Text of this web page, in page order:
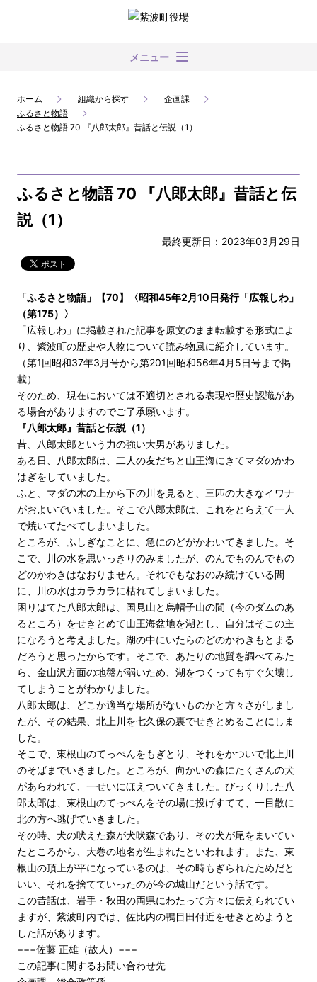
メニュー
ホーム 組織から探す
企画課
ふるさと物語
ふるさと物語 70 『八郎太郎』昔話と伝説（1）
ふるさと物語 70 『八郎太郎』昔話と伝
説（1）
最終更新日：2023年03月29日
「ふるさと物語」【70】〈昭和45年2月10日発行「広報しわ」
（第175）〉
「広報しわ」に掲載された記事を原文のまま転載する形式によ
り、紫波町の歴史や人物について読み物風に紹介しています。
（第1回昭和37年3月号から第201回昭和56年4月5日号まで掲
載）
そのため、現在においては不適切とされる表現や歴史認識があ
る場合がありますのでご了承願います。
『八郎太郎』昔話と伝説（1）
昔、八郎太郎という力の強い大男がありました。
ある日、八郎太郎は、二人の友だちと山王海にきてマダのかわ
はぎをしていました。
ふと、マダの木の上から下の川を見ると、三匹の大きなイワナ
がおよいでいました。そこで八郎太郎は、これをとらえて一人
で焼いてたべてしまいました。
ところが、ふしぎなことに、急にのどがかわいてきました。そ
こで、川の水を思いっきりのみましたが、のんでものんでもの
どのかわきはなおりません。それでもなおのみ続けている間
に、川の水はカラカラに枯れてしまいました。
困りはてた八郎太郎は、国見山と烏帽子山の間（今のダムのあ
るところ）をせきとめて山王海盆地を湖とし、自分はそこの主
になろうと考えました。湖の中にいたらのどのかわきもとまる
だろうと思ったからです。そこで、あたりの地質を調べてみた
ら、金山沢方面の地盤が弱いため、湖をつくってもすぐ欠壊し
てしまうことがわかりました。
八郎太郎は、どこか適当な場所がないものかと方々さがしまし
たが、その結果、北上川を七久保の裏でせきとめることにしま
した。
そこで、東根山のてっぺんをもぎとり、それをかついで北上川
のそばまでいきました。ところが、向かいの森にたくさんの犬
があらわれて、一せいにほえついてきました。びっくりした八
郎太郎は、東根山のてっぺんをその場に投げすてて、一目散に
北の方へ逃げていきました。
その時、犬の吠えた森が犬吠森であり、その犬が尾をまいてい
たところから、大巻の地名が生まれたといわれます。また、東
根山の頂上が平になっているのは、その時もぎられたためだと
いい、それを捨てていったのが今の城山だという話です。
この昔話は、岩手・秋田の両県にわたって方々に伝えられてい
ますが、紫波町内では、佐比内の鴨目田付近をせきとめようと
した話があります。
−−−佐藤 正雄（故人）−−−
この記事に関するお問い合わせ先